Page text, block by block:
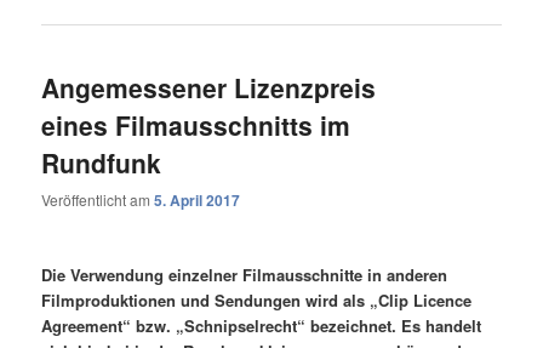
Angemessener Lizenzpreis
eines Filmausschnitts im
Rundfunk
Veröffentlicht am5. April 2017
Die Verwendung einzelner Filmausschnitte in anderen
Filmproduktionen und Sendungen wird als „Clip Licence
Agreement“ bzw. „Schnipselrecht“ bezeichnet. Es handelt